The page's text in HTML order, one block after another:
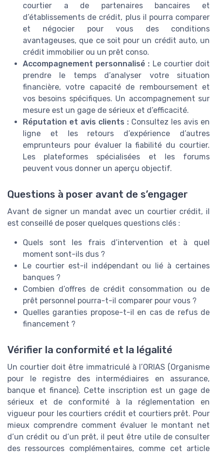
courtier a de partenaires bancaires et
d’établissements de crédit, plus il pourra comparer
et négocier pour vous des conditions
avantageuses, que ce soit pour un crédit auto, un
crédit immobilier ou un prêt conso.
Accompagnement personnalisé : Le courtier doit
prendre le temps d’analyser votre situation
financière, votre capacité de remboursement et
vos besoins spécifiques. Un accompagnement sur
mesure est un gage de sérieux et d’efficacité.
Réputation et avis clients : Consultez les avis en
ligne et les retours d’expérience d’autres
emprunteurs pour évaluer la fiabilité du courtier.
Les plateformes spécialisées et les forums
peuvent vous donner un aperçu objectif.
Questions à poser avant de s’engager
Avant de signer un mandat avec un courtier crédit, il
est conseillé de poser quelques questions clés :
Quels sont les frais d’intervention et à quel
moment sont-ils dus ?
Le courtier est-il indépendant ou lié à certaines
banques ?
Combien d’offres de crédit consommation ou de
prêt personnel pourra-t-il comparer pour vous ?
Quelles garanties propose-t-il en cas de refus de
financement ?
Vérifier la conformité et la légalité
Un courtier doit être immatriculé à l’ORIAS (Organisme
pour le registre des intermédiaires en assurance,
banque et finance). Cette inscription est un gage de
sérieux et de conformité à la réglementation en
vigueur pour les courtiers crédit et courtiers prêt. Pour
mieux comprendre comment évaluer le montant net
d’un crédit ou d’un prêt, il peut être utile de consulter
des ressources complémentaires, comme cet article